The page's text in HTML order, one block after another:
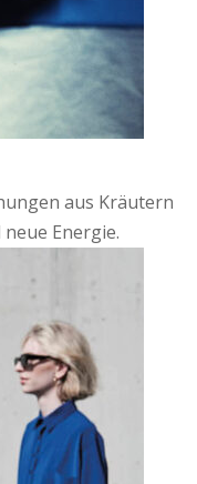
aus Kräutern
Energie.